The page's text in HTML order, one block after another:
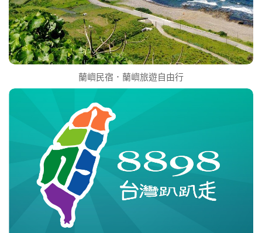
蘭嶼民宿．蘭嶼旅遊自由行